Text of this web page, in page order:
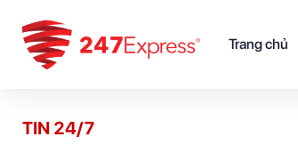
Trang chủ
TIN 24/7